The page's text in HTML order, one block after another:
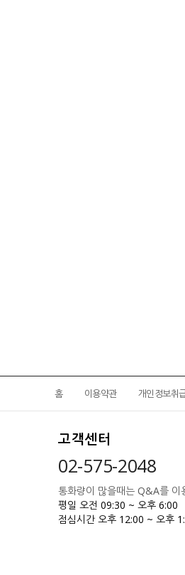
홈 이용약관 개인정보취
고객센터
02-575-2048
통화량이 많을때는 Q&A를 이
평일 오전 09:30 ~ 오후 6:00
점심시간 오후 12:00 ~ 오후